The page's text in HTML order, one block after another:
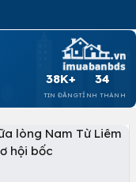
38K+
TIN ĐĂNG
34
TỈNH THÀNH